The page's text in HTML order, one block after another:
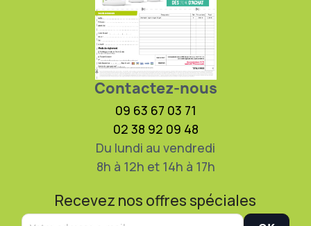
Contactez-nous
09 63 67 03 71
02 38 92 09 48
Du lundi au vendredi
8h à 12h et 14h à 17h
Recevez nos offres spéciales